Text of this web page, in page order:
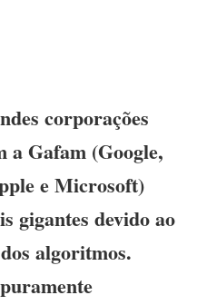
corporações
a Gafam (Google,
e Microsoft)
gigantes devido ao
algoritmos.